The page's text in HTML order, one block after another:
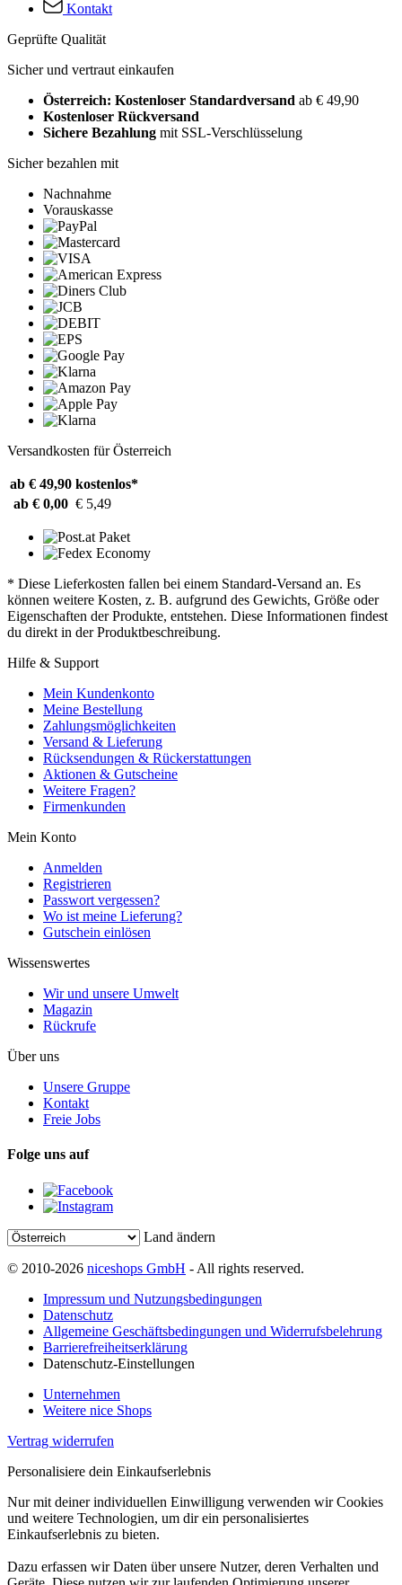
Kontakt
Geprüfte Qualität
Sicher und vertraut einkaufen
Österreich: Kostenloser Standardversand ab € 49,90
Kostenloser Rückversand
Sichere Bezahlung mit SSL-Verschlüsselung
Sicher bezahlen mit
Nachnahme
Vorauskasse
Versandkosten für Österreich
ab € 49,90 kostenlos*
ab € 0,00 € 5,49
* Diese Lieferkosten fallen bei einem Standard-Versand an. Es
können weitere Kosten, z. B. aufgrund des Gewichts, Größe oder
Eigenschaften der Produkte, entstehen. Diese Informationen findest
du direkt in der Produktbeschreibung.
Hilfe & Support
Mein Kundenkonto
Meine Bestellung
Zahlungsmöglichkeiten
Versand & Lieferung
Rücksendungen & Rückerstattungen
Aktionen & Gutscheine
Weitere Fragen?
Firmenkunden
Mein Konto
Anmelden
Registrieren
Passwort vergessen?
Wo ist meine Lieferung?
Gutschein einlösen
Wissenswertes
Wir und unsere Umwelt
Magazin
Rückrufe
Über uns
Unsere Gruppe
Kontakt
Freie Jobs
Folge uns auf
Land ändern
© 2010-2026 niceshops GmbH - All rights reserved.
Impressum und Nutzungsbedingungen
Datenschutz
Allgemeine Geschäftsbedingungen und Widerrufsbelehrung
Barrierefreiheitserklärung
Datenschutz-Einstellungen
Unternehmen
Weitere nice Shops
Vertrag widerrufen
Personalisiere dein Einkaufserlebnis
Nur mit deiner individuellen Einwilligung verwenden wir Cookies
und weitere Technologien, um dir ein personalisiertes
Einkaufserlebnis zu bieten.
Dazu erfassen wir Daten über unsere Nutzer, deren Verhalten und